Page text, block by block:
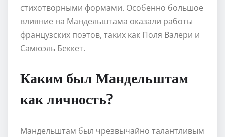
стихотворными формами. Особенно большое
влияние на Мандельштама оказали работы
французских поэтов, таких как Поля Валери и
Самюэль Беккет.
Каким был Мандельштам
как личность?
Мандельштам был чрезвычайно талантливым